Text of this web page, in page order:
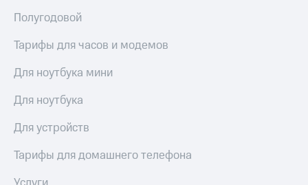
Полугодовой
Тарифы для часов и модемов
Для ноутбука мини
Для ноутбука
Для устройств
Тарифы для домашнего телефона